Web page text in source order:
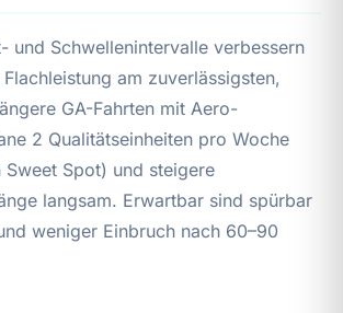
und Schwellenintervalle verbessern
am zuverlässigsten,
GA-Fahrten mit Aero-
2 Qualitätseinheiten pro Woche
Spot) und steigere
langsam. Erwartbar sind spürbar
weniger Einbruch nach 60–90